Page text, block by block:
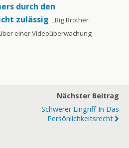
durch den
zulässig
„Big Brother
einer Videoüberwachung
Nächster Beitrag
Schwerer Eingriff In Das
Persönlichkeitsrecht